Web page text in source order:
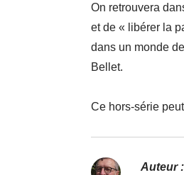
On retrouvera
et de « libérer la
dans un monde
Bellet.
Ce hors-série
Auteur :